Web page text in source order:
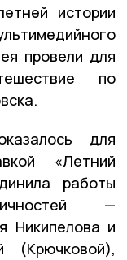
истории
провели для
по
для
«Летний
работы
—
Никипелова и
(Крючковой),